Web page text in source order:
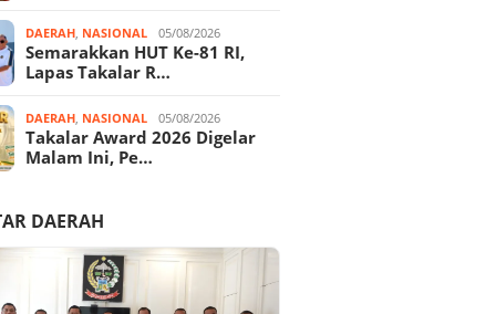
DAERAH, NASIONAL 05/08/2026
Semarakkan HUT Ke-81 RI,
Lapas Takalar R…
DAERAH, NASIONAL 05/08/2026
Takalar Award 2026 Digelar
Malam Ini, Pe…
DAERAH